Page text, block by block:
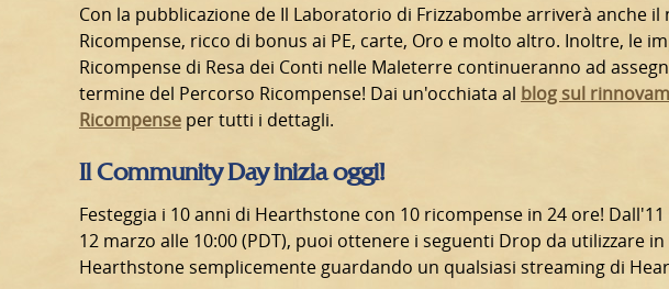
Con la pubblicazione de Il Laboratorio di Frizzabombe arriverà anche il
Ricompense, ricco di bonus ai PE, carte, Oro e molto altro. Inoltre, le
Ricompense di Resa dei Conti nelle Maleterre continueranno ad
termine del Percorso Ricompense! Dai un'occhiata al blog sul
Ricompense per tutti i dettagli.
Il Community Day inizia oggi!
Festeggia i 10 anni di Hearthstone con 10 ricompense in 24 ore! Dall'11
12 marzo alle 10:00 (PDT), puoi ottenere i seguenti Drop da utilizzare
Hearthstone semplicemente guardando un qualsiasi streaming di